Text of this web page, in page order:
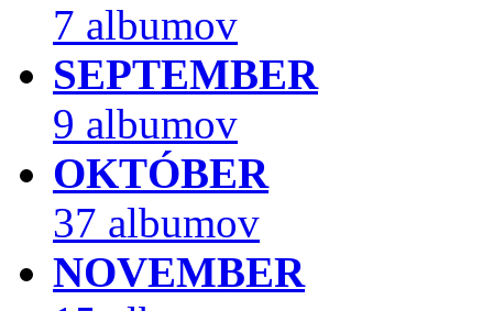
7 albumov
SEPTEMBER
9 albumov
OKTÓBER
37 albumov
NOVEMBER